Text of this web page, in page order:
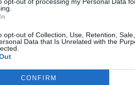
opt-out of Collection, Use, Retention,
Data that Is Unrelated with the
CONFIRM
durante le partite. Le strade
Olimpiadi, Garigliano, Volturno,
Parini, Manzoni, De Coubertin, Del
XXIII, del Pentathlon.